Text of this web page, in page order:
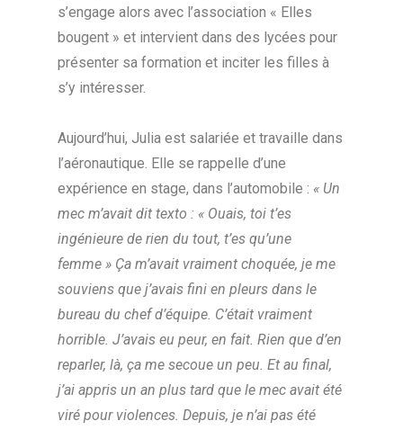
s’engage alors avec l’association « Elles
bougent » et intervient dans des lycées pour
présenter sa formation et inciter les filles à
s’y intéresser.
Aujourd’hui, Julia est salariée et travaille dans
l’aéronautique. Elle se rappelle d’une
expérience en stage, dans l’automobile : « Un
mec m’avait dit texto : « Ouais, toi t’es
ingénieure de rien du tout, t’es qu’une
femme » Ça m’avait vraiment choquée, je me
souviens que j’avais fini en pleurs dans le
bureau du chef d’équipe. C’était vraiment
horrible. J’avais eu peur, en fait. Rien que d’en
reparler, là, ça me secoue un peu. Et au final,
j’ai appris un an plus tard que le mec avait été
viré pour violences. Depuis, je n’ai pas été